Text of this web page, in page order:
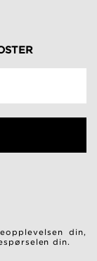
din,
din.